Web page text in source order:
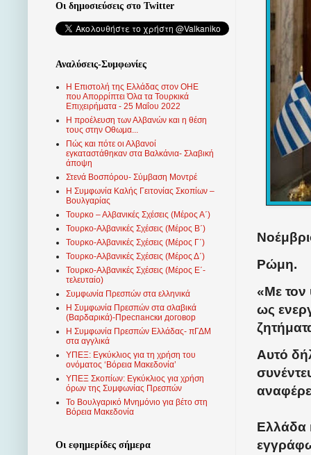
Ρώμη.
«Με τον
ως
Αυτό
Ελλάδα
Οι δημοσιεύσεις στο Twitter
Αναλύσεις-Συμφωνίες
Η Επιστολή της Ελλάδας στον ΟΗΕ
που Απορρίπτει Όλα τα Τουρκικά
Επιχειρήματα - 25 Μαΐου 2022
Η προέλευση των Αλβανών και η θέση
τους στην Οθωμα...
Πώς και πότε οι Αλβανοί
εγκαταστάθηκαν στα Βαλκάνια- Σλαβική
άποψη
Στενά Βοσπόρου- Σύμβαση Μοντρέ
Η Συμφωνία Καλής Γειτονίας Σκοπίων –
Βουλγαρίας
Τουρκο – Αλβανικές Σχέσεις (Mέρος Α΄)
Τουρκο-Αλβανικές Σχέσεις (Μέρος Β΄)
Τουρκο-Αλβανικές Σχέσεις (Μέρος Γ΄)
Τουρκο-Αλβανικές Σχέσεις (Μέρος Δ΄)
Τουρκο-Αλβανικές Σχέσεις (Μέρος Ε΄-
τελευταίο)
Συμφωνία Πρεσπών στα ελληνικά
Η Συμφωνία Πρεσπών στα σλαβικά
(Βαρδαρικά)-Преспански договор
Η Συμφωνία Πρεσπών Ελλάδας- πΓΔΜ
στα αγγλικά
ΥΠΕΞ: Εγκύκλιος για τη χρήση του
ονόματος ‘Βόρεια Μακεδονία’
ΥΠΕΞ Σκοπίων: Εγκύκλιος για χρήση
όρων της Συμφωνίας Πρεσπών
Το Βουλγαρικό Μνημόνιο για βέτο στη
Βόρεια Μακεδονία
Οι εφημερίδες σήμερα